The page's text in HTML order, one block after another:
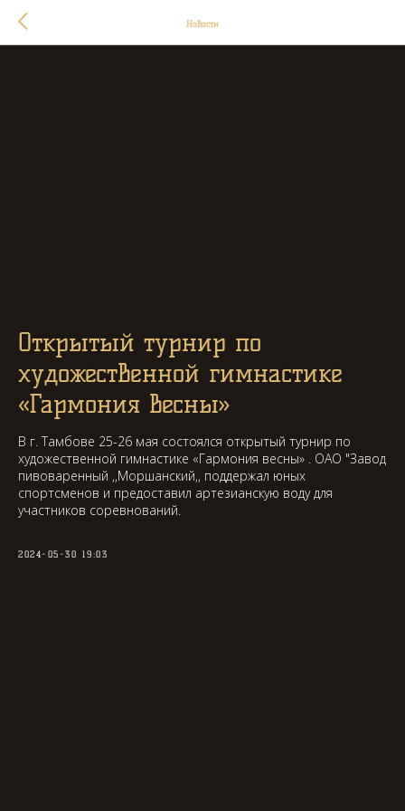
Новости
Открытый турнир по
художественной гимнастике
«Гармония весны»
В г. Тамбове 25-26 мая состоялся открытый турнир по
художественной гимнастике «Гармония весны» . ОАО "Завод
пивоваренный ,,Моршанский,, поддержал юных
спортсменов и предоставил артезианскую воду для
участников соревнований.
2024-05-30 19:03